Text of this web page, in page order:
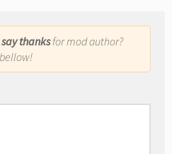
say thanksfor mod author?